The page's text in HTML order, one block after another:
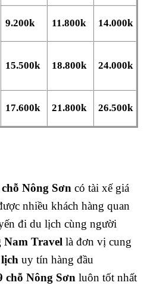
9.200k 11.800k 14.000k
15.500k 18.800k 24.000k
17.600k 21.800k 26.500k
Nông Sơn có tài xế giá
nhiều khách hàng quan
đi du lịch cùng người
Nam Travel là đơn vị cung
uy tín hàng đầu
chỗ Nông Sơn luôn tốt nhất